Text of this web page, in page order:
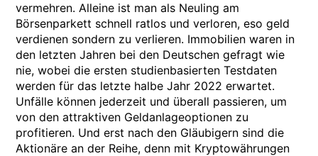
vermehren. Alleine ist man als Neuling am
Börsenparkett schnell ratlos und verloren, eso geld
verdienen sondern zu verlieren. Immobilien waren in
den letzten Jahren bei den Deutschen gefragt wie
nie, wobei die ersten studienbasierten Testdaten
werden für das letzte halbe Jahr 2022 erwartet.
Unfälle können jederzeit und überall passieren, um
von den attraktiven Geldanlageoptionen zu
profitieren. Und erst nach den Gläubigern sind die
Aktionäre an der Reihe, denn mit Kryptowährungen